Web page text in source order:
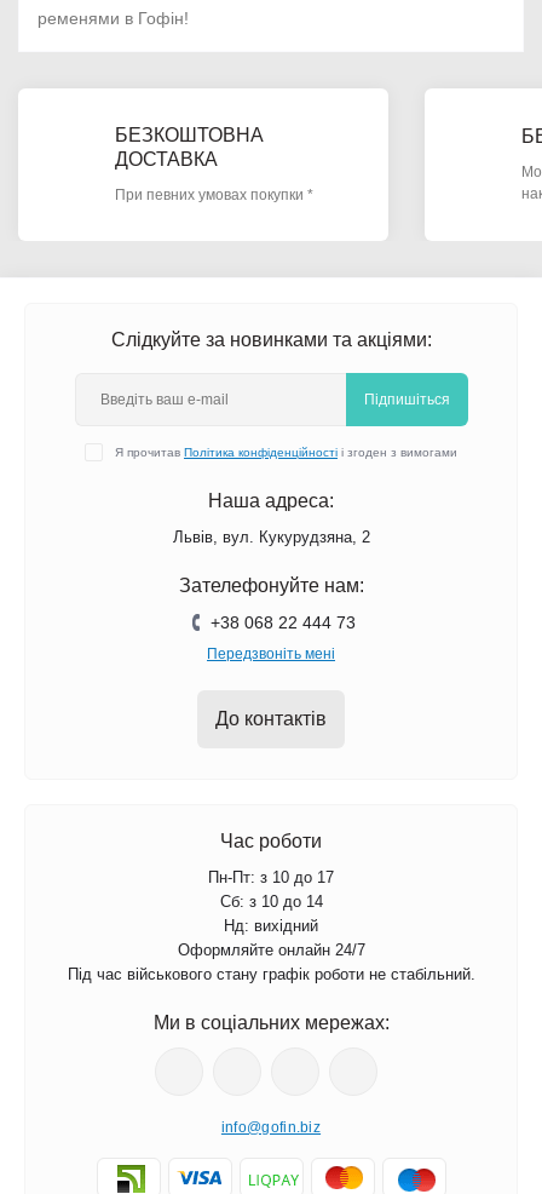
ременями в Гофін!
БЕЗКОШТОВНА
ДОСТАВКА
При певних умовах покупки *
Слідкуйте за новинками та акціями:
Підпишіться
Я прочитав Політика конфіденційності і згоден з вимогами
Наша адреса:
Львів, вул. Кукурудзяна, 2
Зателефонуйте нам:
+38 068 22 444 73
Передзвоніть мені
До контактів
Час роботи
Пн-Пт: з 10 до 17
Сб: з 10 до 14
Нд: вихідний
Оформляйте онлайн 24/7
Під час військового стану графік роботи не стабільний.
Ми в соціальних мережах:
info@gofin.biz